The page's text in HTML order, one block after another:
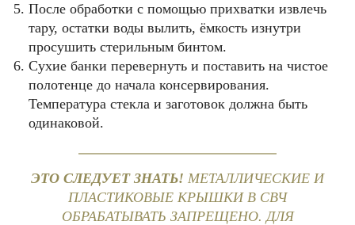
После обработки с помощью прихватки извлечь
тару, остатки воды вылить, ёмкость изнутри
просушить стерильным бинтом.
Сухие банки перевернуть и поставить на чистое
полотенце до начала консервирования.
Температура стекла и заготовок должна быть
одинаковой.
ЭТО СЛЕДУЕТ ЗНАТЬ! МЕТАЛЛИЧЕСКИЕ И
ПЛАСТИКОВЫЕ КРЫШКИ В СВЧ
ОБРАБАТЫВАТЬ ЗАПРЕЩЕНО. ДЛЯ